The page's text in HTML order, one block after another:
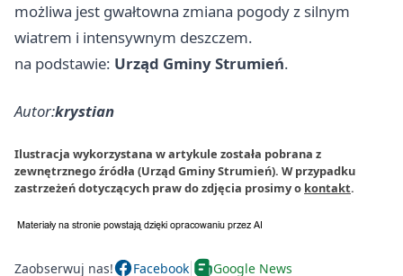
możliwa jest gwałtowna zmiana pogody z silnym
wiatrem i intensywnym deszczem.
na podstawie: Urząd Gminy Strumień.
Autor:krystian
Ilustracja wykorzystana w artykule została pobrana z
zewnętrznego źródła (Urząd Gminy Strumień). W przypadku
zastrzeżeń dotyczących praw do zdjęcia prosimy o kontakt.
Zaobserwuj nas! Facebook Google News